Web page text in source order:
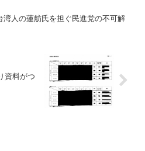
湾人の蓮舫氏を担ぐ民進党の不可解
資料がつ